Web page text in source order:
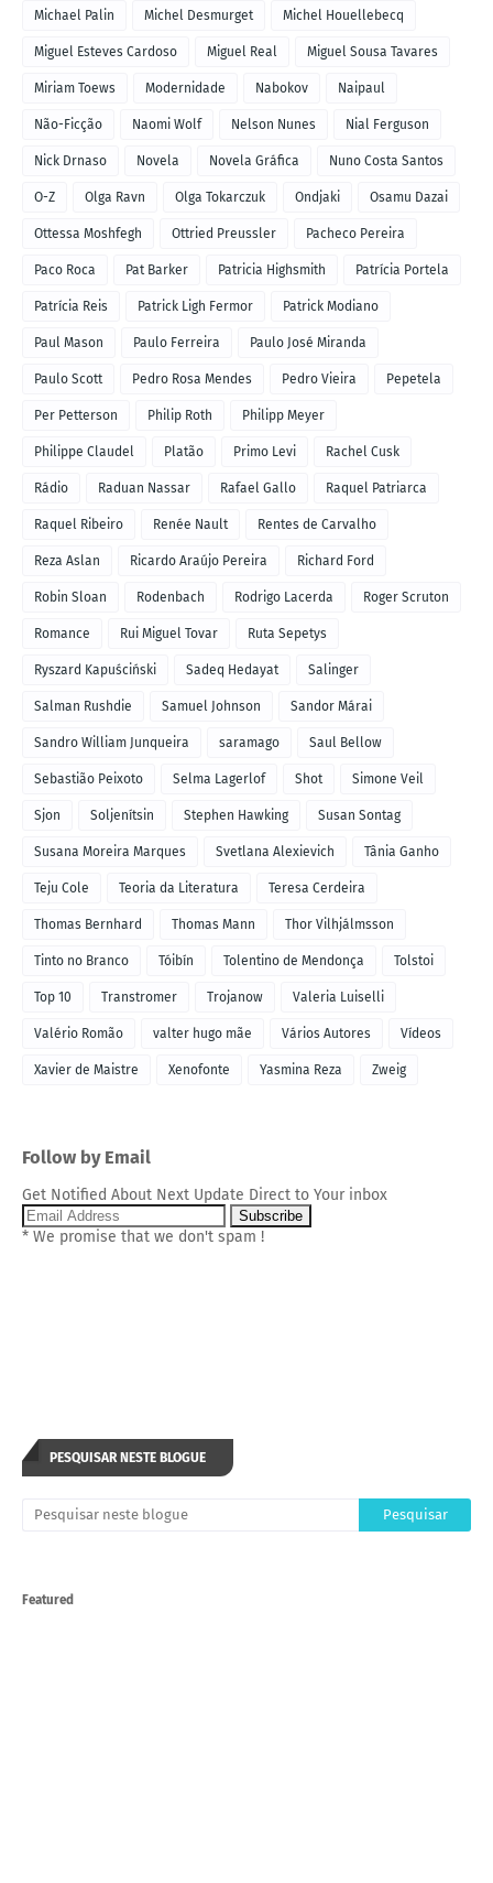
Michael Palin Michel Desmurget Michel Houellebecq
Miguel Esteves Cardoso Miguel Real Miguel Sousa Tavares
Miriam Toews Modernidade Nabokov Naipaul
Não-Ficção Naomi Wolf Nelson Nunes Nial Ferguson
Nick Drnaso Novela Novela Gráfica Nuno Costa Santos
O-Z Olga Ravn Olga Tokarczuk Ondjaki Osamu Dazai
Ottessa Moshfegh Ottried Preussler Pacheco Pereira
Paco Roca Pat Barker Patricia Highsmith Patrícia Portela
Patrícia Reis Patrick Ligh Fermor Patrick Modiano
Paul Mason Paulo Ferreira Paulo José Miranda
Paulo Scott Pedro Rosa Mendes Pedro Vieira Pepetela
Per Petterson Philip Roth Philipp Meyer
Philippe Claudel Platão Primo Levi Rachel Cusk
Rádio Raduan Nassar Rafael Gallo Raquel Patriarca
Raquel Ribeiro Renée Nault Rentes de Carvalho
Reza Aslan Ricardo Araújo Pereira Richard Ford
Robin Sloan Rodenbach Rodrigo Lacerda Roger Scruton
Romance Rui Miguel Tovar Ruta Sepetys
Ryszard Kapuściński Sadeq Hedayat Salinger
Salman Rushdie Samuel Johnson Sandor Márai
Sandro William Junqueira saramago Saul Bellow
Sebastião Peixoto Selma Lagerlof Shot Simone Veil
Sjon Soljenítsin Stephen Hawking Susan Sontag
Susana Moreira Marques Svetlana Alexievich Tânia Ganho
Teju Cole Teoria da Literatura Teresa Cerdeira
Thomas Bernhard Thomas Mann Thor Vilhjálmsson
Tinto no Branco Tóibín Tolentino de Mendonça Tolstoi
Top 10 Transtromer Trojanow Valeria Luiselli
Valério Romão valter hugo mãe Vários Autores Vídeos
Xavier de Maistre Xenofonte Yasmina Reza Zweig
Follow by Email
Get Notified About Next Update Direct to Your inbox
* We promise that we don't spam !
PESQUISAR NESTE BLOGUE
Featured